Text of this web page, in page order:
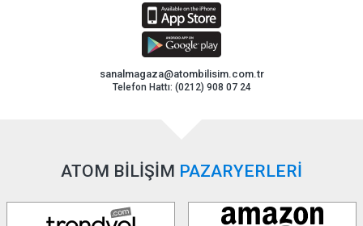
sanalmagaza@atombilisim.com.tr
Telefon Hattı: (0212) 908 07 24
ATOM BİLİŞİM PAZARYERLERİ